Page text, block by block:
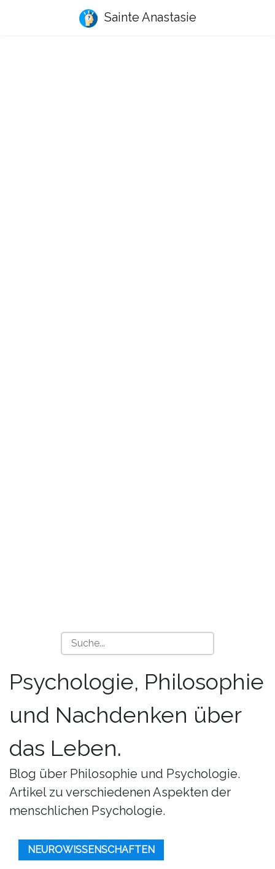
Sainte Anastasie
Psychologie, Philosophie
und Nachdenken über
das Leben.
Blog über Philosophie und Psychologie.
Artikel zu verschiedenen Aspekten der
menschlichen Psychologie.
NEUROWISSENSCHAFTEN